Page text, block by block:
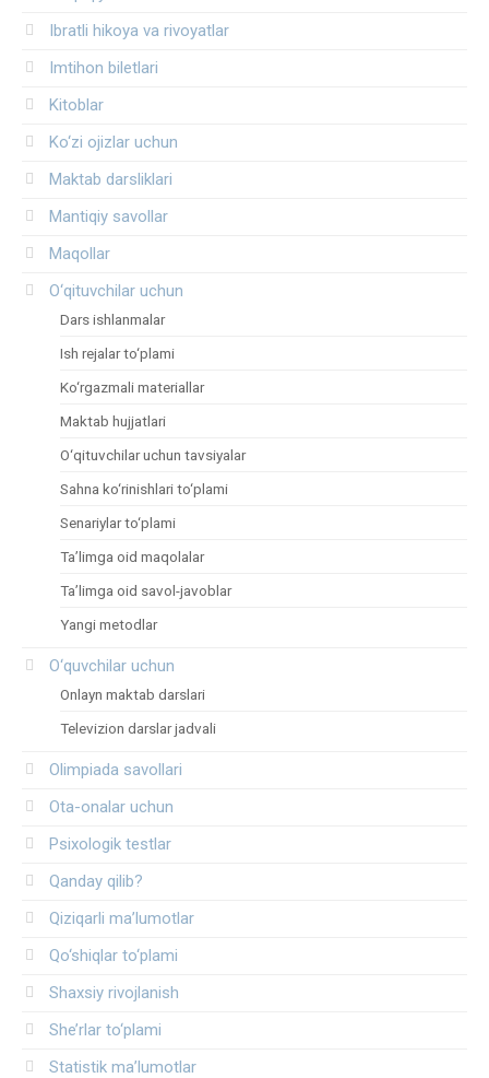
Ibratli hikoya va rivoyatlar
Imtihon biletlari
Kitoblar
Ko‘zi ojizlar uchun
Maktab darsliklari
Mantiqiy savollar
Maqollar
O‘qituvchilar uchun
Dars ishlanmalar
Ish rejalar to‘plami
Ko‘rgazmali materiallar
Maktab hujjatlari
O‘qituvchilar uchun tavsiyalar
Sahna ko‘rinishlari to‘plami
Senariylar to‘plami
Ta’limga oid maqolalar
Ta’limga oid savol-javoblar
Yangi metodlar
O‘quvchilar uchun
Onlayn maktab darslari
Televizion darslar jadvali
Olimpiada savollari
Ota-onalar uchun
Psixologik testlar
Qanday qilib?
Qiziqarli ma’lumotlar
Qo‘shiqlar to‘plami
Shaxsiy rivojlanish
She’rlar to‘plami
Statistik ma’lumotlar